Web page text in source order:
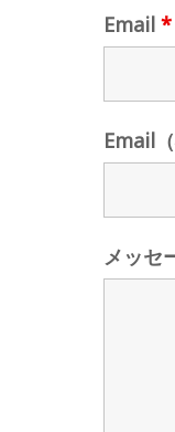
Email *
Email
メッセ